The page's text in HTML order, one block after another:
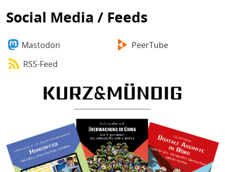
Social Media / Feeds
Mastodon
PeerTube
RSS-Feed